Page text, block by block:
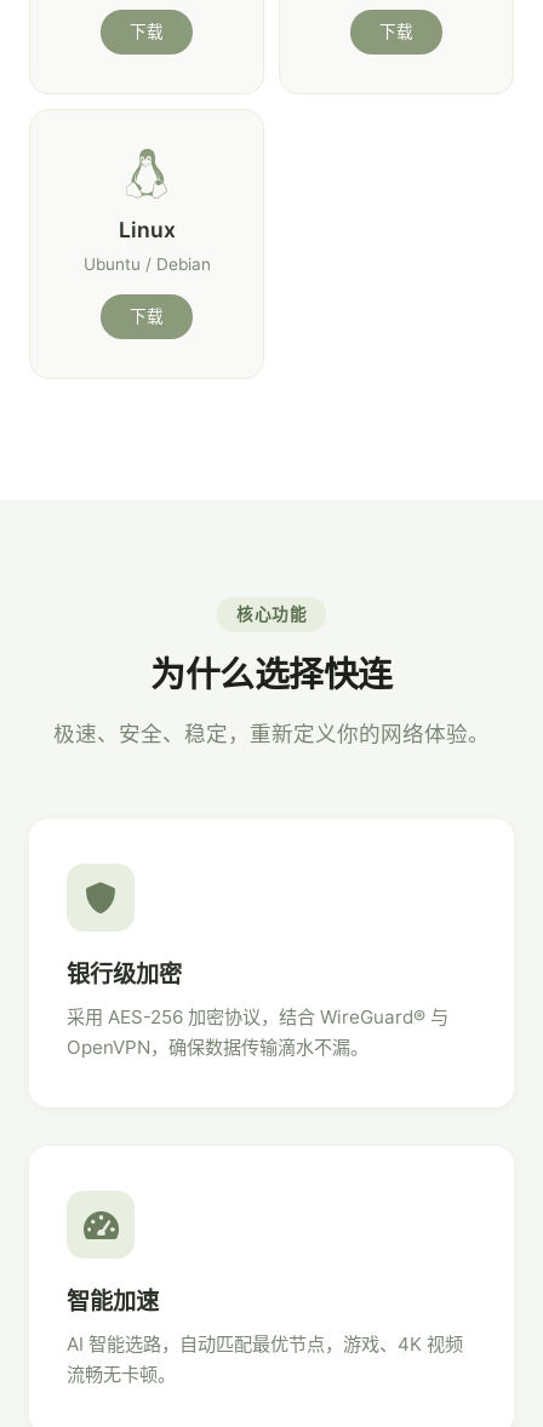
下载 下载
Linux
Ubuntu / Debian
下载
核心功能
为什么选择快连
极速、安全、稳定，重新定义你的网络体验。
银行级加密
采用 AES-256 加密协议，结合 WireGuard® 与
OpenVPN，确保数据传输滴水不漏。
智能加速
AI 智能选路，自动匹配最优节点，游戏、4K 视频
流畅无卡顿。